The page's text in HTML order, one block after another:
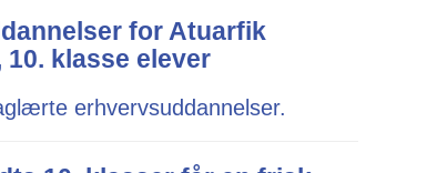
for Atuarfik
klasse elever
erhvervsuddannelser.